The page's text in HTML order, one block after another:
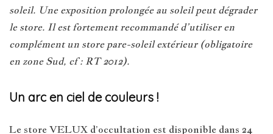
soleil. Une exposition prolongée au soleil peut dégrader
le store. Il est fortement recommandé d’utiliser en
complément un store pare-soleil extérieur (obligatoire
en zone Sud, cf : RT 2012).
Un arc en ciel de couleurs !
Le store VELUX d’occultation est disponible dans 24